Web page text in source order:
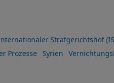
Strafgerichtshof
Prozesse Syrien